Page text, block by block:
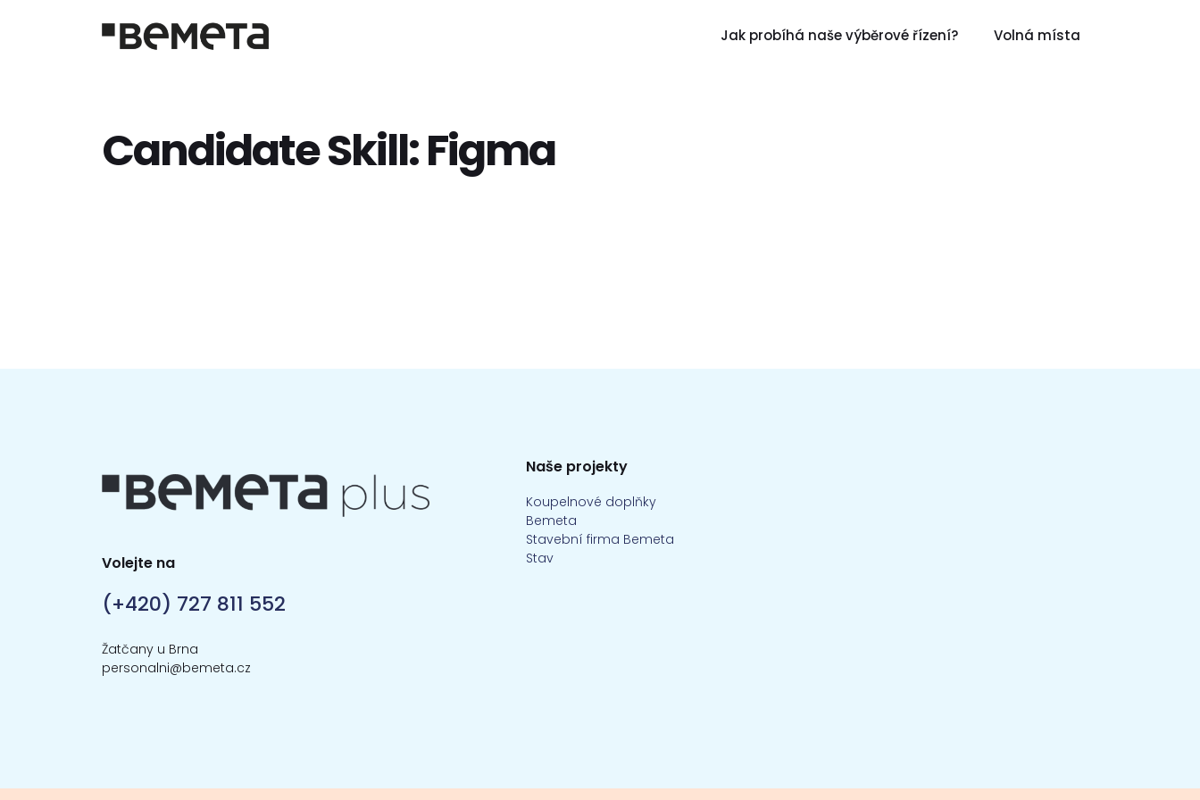
Jak probíhá naše výběrové řízení? Volná místa
Candidate Skill:Figma
Volejte na
(+420) 727 811 552
Žatčany u Brna
personalni@bemeta.cz
Naše projekty
Koupelnové doplňky
Bemeta
Stavební firma Bemeta
Stav